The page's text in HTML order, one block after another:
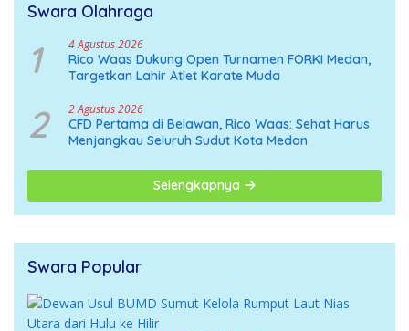
Swara Olahraga
1 4 Agustus 2026
Rico Waas Dukung Open Turnamen FORKI Medan,
Targetkan Lahir Atlet Karate Muda
2 2 Agustus 2026
CFD Pertama di Belawan, Rico Waas: Sehat Harus
Menjangkau Seluruh Sudut Kota Medan
Selengkapnya
Swara Popular